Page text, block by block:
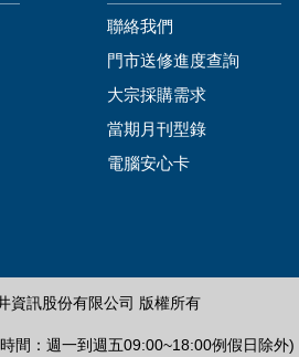
聯絡我們
門市送修進度查詢
大宗採購需求
當期月刊型錄
電腦安心卡
資訊股份有限公司 版權所有
間：週一到週五09:00~18:00例假日除外)